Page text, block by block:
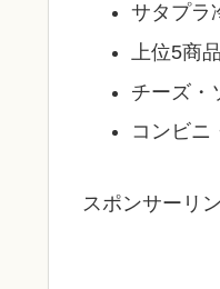
サタプラ
上位5商
チーズ・
コンビニ
スポンサーリ